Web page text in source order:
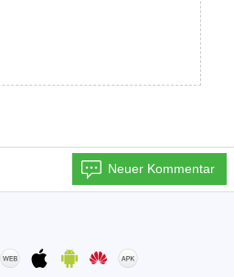
Neuer Kommentar